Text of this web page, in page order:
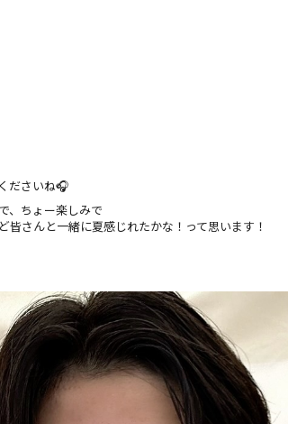
ださいね🎧
、ちょー楽しみで
さんと一緒に夏感じれたかな！って思います！